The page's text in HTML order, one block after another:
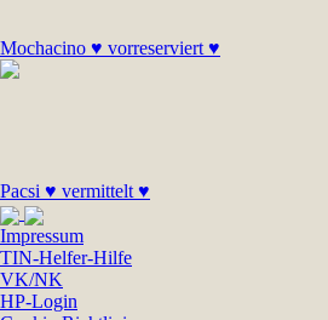
Mochacino ♥ vorreserviert ♥
Pacsi ♥ vermittelt ♥
Impressum
TIN-Helfer-Hilfe
VK/NK
HP-Login